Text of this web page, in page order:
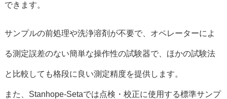
できます。
サンプルの前処理や洗浄溶剤が不要で、オペレーターによ
る測定誤差のない簡単な操作性の試験器で、ほかの試験法
と比較しても格段に良い測定精度を提供します。
また、Stanhope-Setaでは点検・校正に使用する標準サンプ